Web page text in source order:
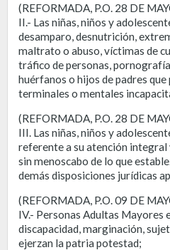
(REFORMADA, P.O. 28 DE
II.- Las niñas, niños y
desamparo, desnutrición,
maltrato o abuso, víctimas de
tráfico de personas,
huérfanos o hijos de padres
terminales o mentales
(REFORMADA, P.O. 28 DE
III. Las niñas, niños y
referente a su atención
sin menoscabo de lo que
demás disposiciones jurídicas
(REFORMADA, P.O. 09 DE
IV.- Personas Adultas Mayores
discapacidad, marginación,
ejerzan la patria potestad;